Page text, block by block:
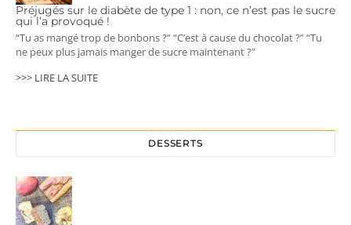
Préjugés sur le diabète de type 1 : non, ce n’est pas le sucre
qui l’a provoqué !
“Tu as mangé trop de bonbons ?” “C’est à cause du chocolat ?” “Tu
ne peux plus jamais manger de sucre maintenant ?”
>>> LIRE LA SUITE
DESSERTS